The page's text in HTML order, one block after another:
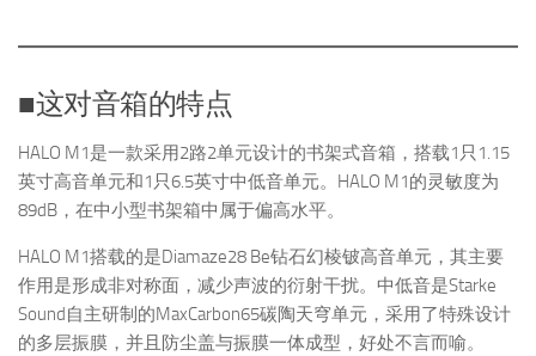
■这对音箱的特点
HALO M1是一款采用2路2单元设计的书架式音箱，搭载1只1.15
英寸高音单元和1只6.5英寸中低音单元。HALO M1的灵敏度为
89dB，在中小型书架箱中属于偏高水平。
HALO M1搭载的是Diamaze28 Be钻石幻棱铍高音单元，其主要
作用是形成非对称面，减少声波的衍射干扰。中低音是Starke
Sound自主研制的MaxCarbon65碳陶天穹单元，采用了特殊设计
的多层振膜，并且防尘盖与振膜一体成型，好处不言而喻。